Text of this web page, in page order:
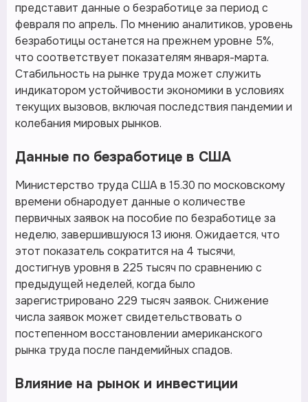
представит данные о безработице за период с
февраля по апрель. По мнению аналитиков, уровень
безработицы останется на прежнем уровне 5%,
что соответствует показателям января-марта.
Стабильность на рынке труда может служить
индикатором устойчивости экономики в условиях
текущих вызовов, включая последствия пандемии и
колебания мировых рынков.
Данные по безработице в США
Министерство труда США в 15.30 по московскому
времени обнародует данные о количестве
первичных заявок на пособие по безработице за
неделю, завершившуюся 13 июня. Ожидается, что
этот показатель сократится на 4 тысячи,
достигнув уровня в 225 тысяч по сравнению с
предыдущей неделей, когда было
зарегистрировано 229 тысяч заявок. Снижение
числа заявок может свидетельствовать о
постепенном восстановлении американского
рынка труда после пандемийных спадов.
Влияние на рынок и инвестиции